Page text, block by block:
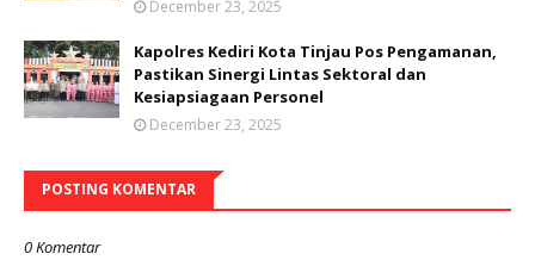
December 23, 2025
Kapolres Kediri Kota Tinjau Pos Pengamanan,
Pastikan Sinergi Lintas Sektoral dan
Kesiapsiagaan Personel
December 23, 2025
POSTING KOMENTAR
0 Komentar